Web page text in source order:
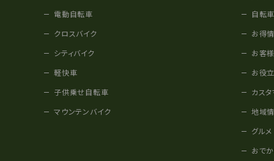
電動自転車
クロスバイク
シティバイク
軽快車
子供乗せ自転車
マウンテンバイク
自転
お得
お客様
お役
カス
地域
グルメ
おで